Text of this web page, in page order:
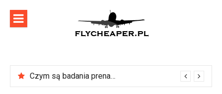
content
Czym są badania prenatalne?